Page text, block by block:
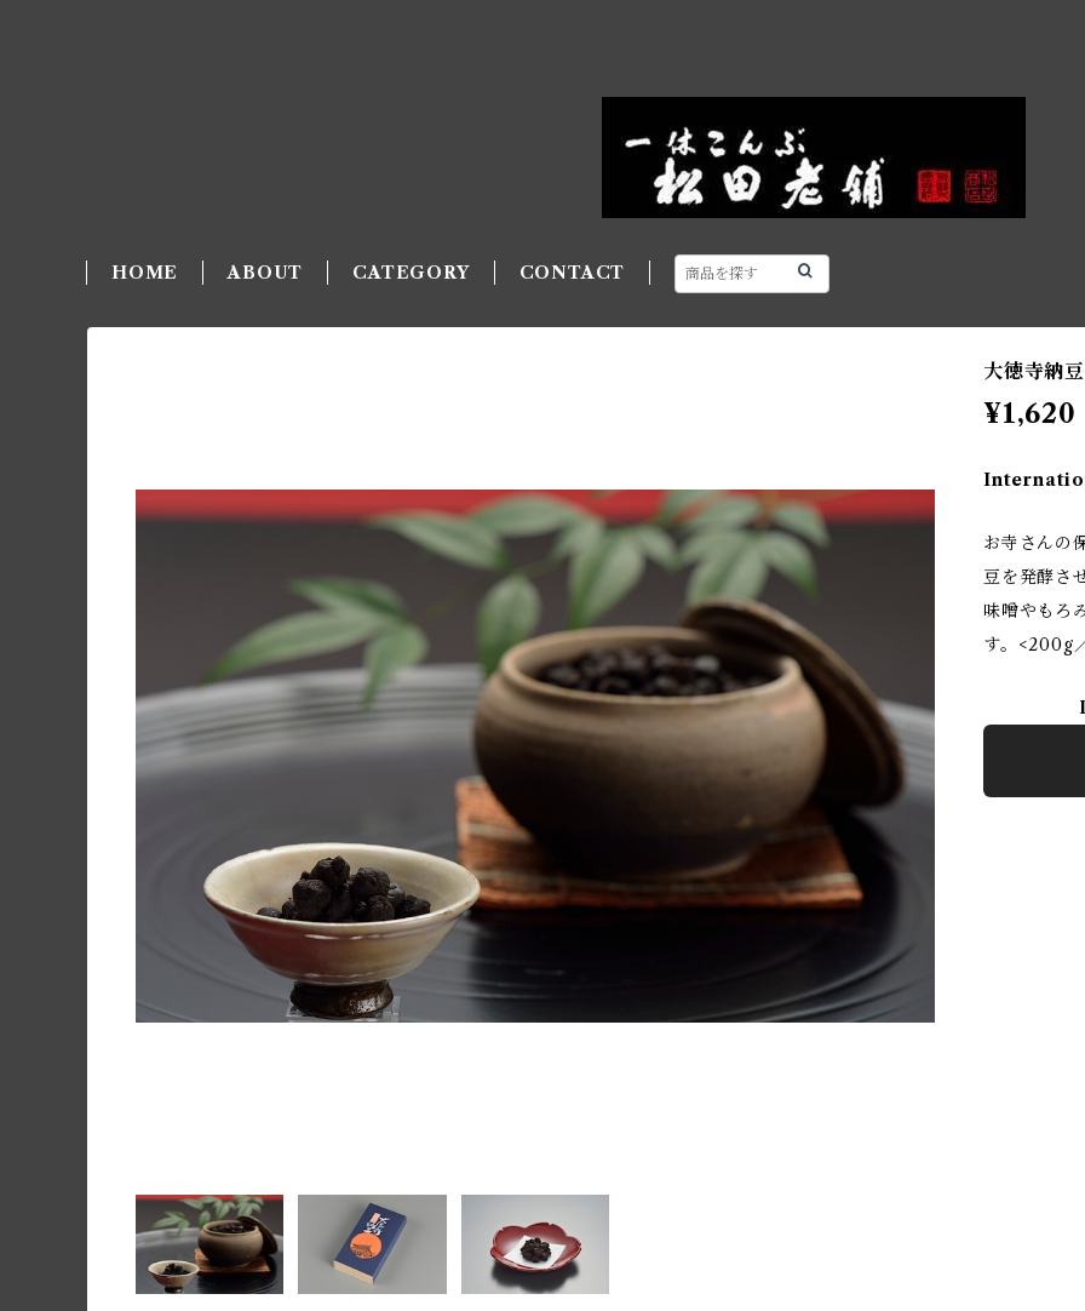
HOME ABOUT CATEGORY CONTACT
大徳寺納
¥1,620
お寺さんの
豆を発酵さ
味噌やもろ
す。<200g